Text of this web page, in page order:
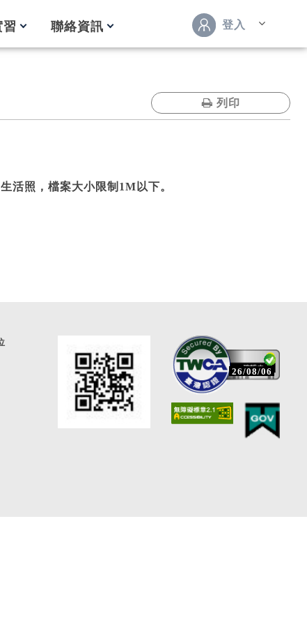
習 聯絡資訊 登入
列印
活照，檔案大小限制1M以下。
26/08/06